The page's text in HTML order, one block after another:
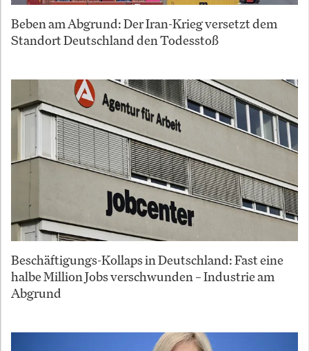
Beben am Abgrund: Der Iran-Krieg versetzt dem
Standort Deutschland den Todesstoß
Beschäftigungs-Kollaps in Deutschland: Fast eine
halbe Million Jobs verschwunden – Industrie am
Abgrund